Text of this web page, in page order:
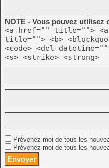
NOTE - Vous pouvez utilisez
<a href="" title="">
title=""> <b>
<code> <del
<s> <strike> <strong>
Prévenez-moi de tous les
Prévenez-moi de tous les